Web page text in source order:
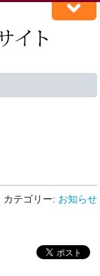
カテゴリー: お知らせ